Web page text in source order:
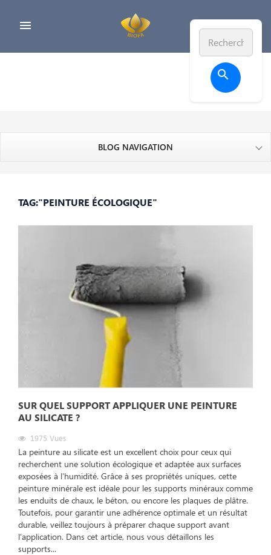


BLOG NAVIGATION
TAG:"PEINTURE ÉCOLOGIQUE"
SUR QUEL SUPPORT APPLIQUER UNE PEINTURE
AU SILICATE ?
1975 Vues
La peinture au silicate est un excellent choix pour ceux qui
recherchent une solution écologique et adaptée aux surfaces
exposées à l'humidité. Grâce à ses propriétés uniques, cette
peinture minérale est idéale pour les supports minéraux comme
les enduits de chaux, le béton, ou encore les plaques de plâtre.
Toutefois, pour garantir une adhérence optimale et un résultat
durable, veillez toujours à préparer chaque support avant
l’application. Dans cet article, nous vous détaillons les
supports...